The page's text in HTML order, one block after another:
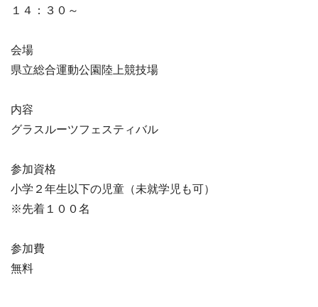
１４：３０～
会場
県立総合運動公園陸上競技場
内容
グラスルーツフェスティバル
参加資格
小学２年生以下の児童（未就学児も可）
※先着１００名
参加費
無料